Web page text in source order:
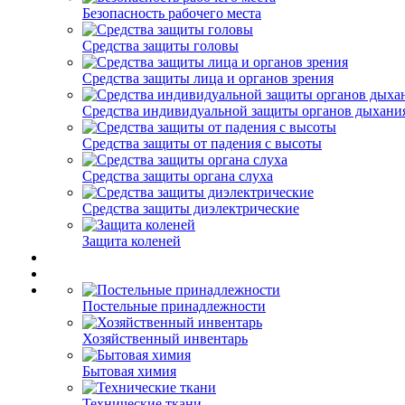
Безопасность рабочего места
Средства защиты головы
Средства защиты лица и органов зрения
Средства индивидуальной защиты органов
Средства защиты от падения с высоты
Средства защиты органа слуха
Средства защиты диэлектрические
Защита коленей
Постельные принадлежности
Хозяйственный инвентарь
Бытовая химия